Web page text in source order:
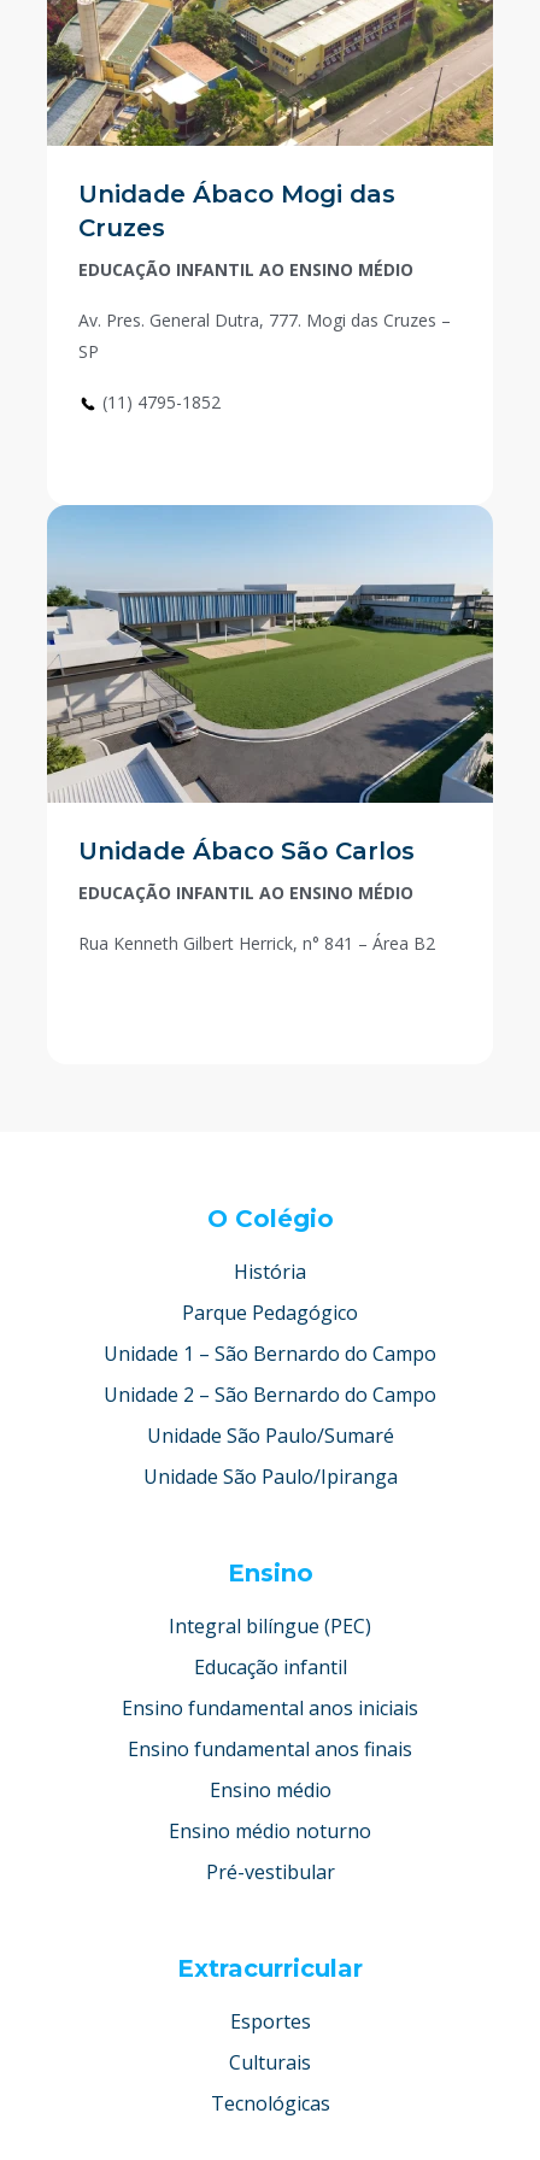
Unidade Ábaco Mogi das
Cruzes
EDUCAÇÃO INFANTIL AO ENSINO MÉDIO
Av. Pres. General Dutra, 777. Mogi das Cruzes –
SP
(11) 4795-1852
Unidade Ábaco São Carlos
EDUCAÇÃO INFANTIL AO ENSINO MÉDIO
Rua Kenneth Gilbert Herrick, n° 841 – Área B2
O Colégio
História
Parque Pedagógico
Unidade 1 – São Bernardo do Campo
Unidade 2 – São Bernardo do Campo
Unidade São Paulo/Sumaré
Unidade São Paulo/Ipiranga
Ensino
Integral bilíngue (PEC)
Educação infantil
Ensino fundamental anos iniciais
Ensino fundamental anos finais
Ensino médio
Ensino médio noturno
Pré-vestibular
Extracurricular
Esportes
Culturais
Tecnológicas